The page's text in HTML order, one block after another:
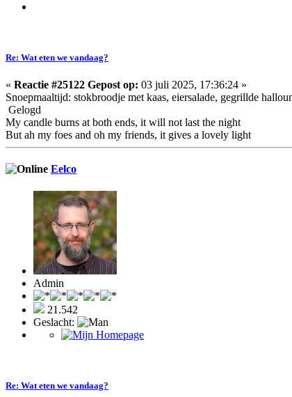
Re: Wat eten we vandaag?
« Reactie #25122 Gepost op: 03 juli 2025, 17:36:24 »
Snoepmaaltijd: stokbroodje met kaas, eiersalade, gegrillde
Gelogd
My candle burns at both ends, it will not last the night
But ah my foes and oh my friends, it gives a lovely light
Eelco
Admin
21.542
Geslacht:
Re: Wat eten we vandaag?